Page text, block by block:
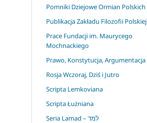
Pomniki Dziejowe Ormian Polskich
Publikacja Zakładu Filozofii Polskiej
Prace Fundacji im. Maurycego
Mochnackiego
Prawo, Konstytucja, Argumentacja
Rosja Wczoraj, Dziś i Jutro
Scripta Lemkoviana
Scripta Łużniana
Seria Lamad – למד